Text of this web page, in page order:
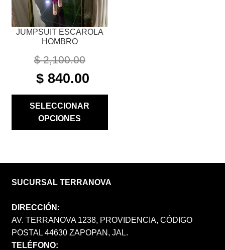
JUMPSUIT ESCAROLA
HOMBRO
$2,100.00
ORIGINAL
PRICE
$ 2,100.00.
$ 840.00
SELECCIONAR
OPCIONES
LA
PÁGINA
DE
SUCURSAL TERRANOVA
DIRECCIÓN:
AV. TERRANOVA 1238, PROVIDENCIA, CÓDIGO
POSTAL 44630 ZAPOPAN, JAL.
TELÉFONO: